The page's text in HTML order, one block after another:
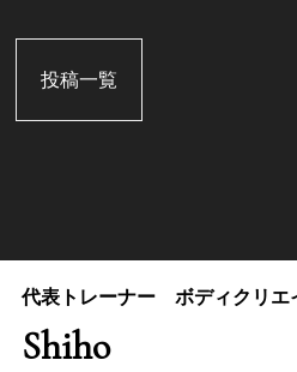
投稿一覧
代表トレーナー ボディクリエ
Shiho